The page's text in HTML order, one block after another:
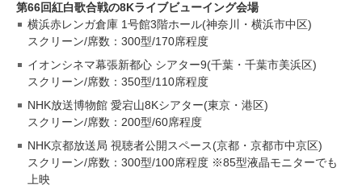
第66回紅白歌合戦の8Kライブビューイング会場
横浜赤レンガ倉庫 1号館3階ホール(神奈川・横浜市中区)
スクリーン/席数：300型/170席程度
イオンシネマ幕張新都心 シアター9(千葉・千葉市美浜区)
スクリーン/席数：350型/110席程度
NHK放送博物館 愛宕山8Kシアター(東京・港区)
スクリーン/席数：200型/60席程度
NHK京都放送局 視聴者公開スペース(京都・京都市中京区)
スクリーン/席数：300型/100席程度 ※85型液晶モニターでも
上映